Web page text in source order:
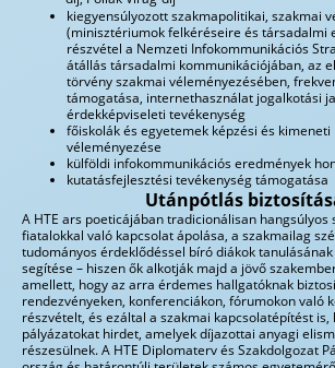
kiegyensúlyozott szakmapolitikai, szakmai
(minisztériumok felkéréseire és társadalmi
részvétel a Nemzeti Infokommunikációs
átállás társadalmi kommunikációjában, az
törvény szakmai véleményezésében,
támogatása, internethasználat jogalkotási
érdekképviseleti tevékenység
főiskolák és egyetemek képzési és
véleményezése
külföldi infokommunikációs eredmények
kutatásfejlesztési tevékenység támogatása
Utánpótlás
A HTE ars poeticájában tradicionálisan hangsúlyos
fiatalokkal való kapcsolat ápolása, a szakmailag
tudományos érdeklődéssel bíró diákok
segítése – hiszen ők alkotják majd a jövő
amellett, hogy az arra érdemes hallgatóknak
rendezvényeken, konferenciákon, fórumokon való
részvételt, és ezáltal a szakmai kapcsolatépítést is,
pályázatokat hirdet, amelyek díjazottai anyagi
részesülnek. A HTE Diplomaterv és Szakdolgozat